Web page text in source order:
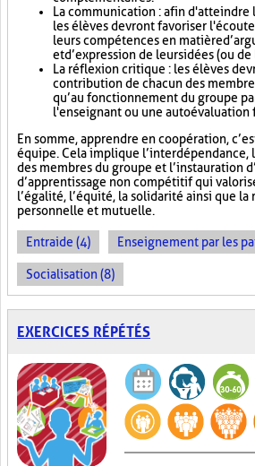
La communication : afin
les élèves devront favoriser
leurs compétences en matière
et d’expression de leurs idées (ou de
La réflexion critique : les élèves
contribution de chacun des
qu’au fonctionnement du groupe
l'enseignant ou une autoévaluation
En somme, apprendre en coopération,
équipe. Cela implique l’interdépendance,
des membres du groupe et l’instauration
d’apprentissage non compétitif qui
l’égalité, l’équité, la solidarité ainsi que la
personnelle et mutuelle.
Entraide (4) Enseignement par les
Socialisation (8)
EXERCICES RÉPÉTÉS